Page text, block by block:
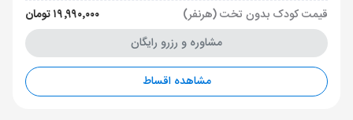
قیمت کودک بدون تخت (هرنفر)
۱۹٬۹۹۰٬۰۰۰ تومان
مشاوره و رزرو رایگان
مشاهده اقساط